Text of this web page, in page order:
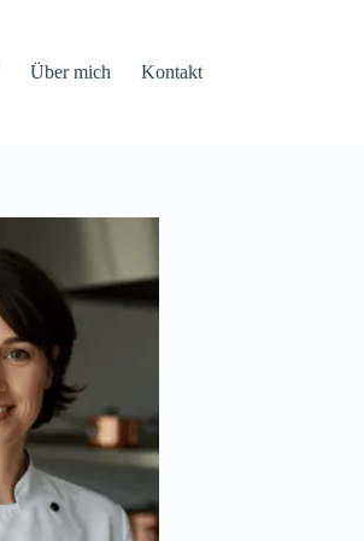
Über mich Kontakt